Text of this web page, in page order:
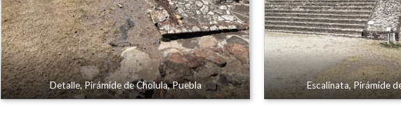
Detalle, Pirámide de Cholula, Puebla Escalinata, Pirámide